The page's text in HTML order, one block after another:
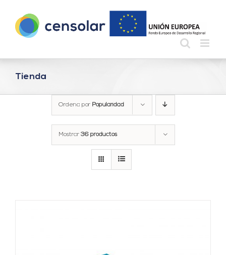
contenido
Tienda
Ordena por Popularidad
Mostrar 36 productos